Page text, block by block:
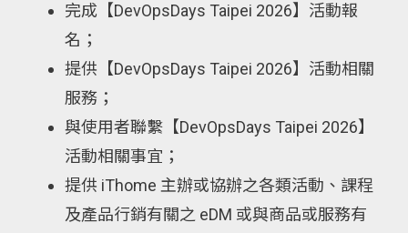
完成【DevOpsDays Taipei 2026】活動報
名；
提供【DevOpsDays Taipei 2026】活動相關
服務；
與使用者聯繫【DevOpsDays Taipei 2026】
活動相關事宜；
提供 iThome 主辦或協辦之各類活動、課程
及產品行銷有關之 eDM 或與商品或服務有